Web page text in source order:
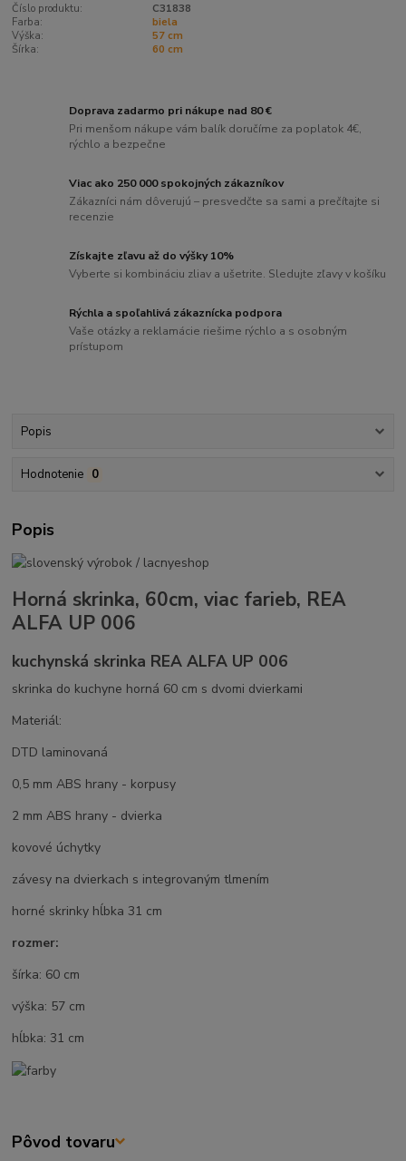
Číslo produktu:
C31838
Farba:
biela
Výška:
57 cm
Šírka:
60 cm
Doprava zadarmo pri nákupe nad 80 €
Pri menšom nákupe vám balík doručíme za poplatok 4€,
rýchlo a bezpečne
Viac ako 250 000 spokojných zákazníkov
Zákazníci nám dôverujú – presvedčte sa sami a prečítajte si
recenzie
Získajte zľavu až do výšky 10%
Vyberte si kombináciu zliav a ušetrite. Sledujte zľavy v košíku
Rýchla a spoľahlivá zákaznícka podpora
Vaše otázky a reklamácie riešime rýchlo a s osobným
prístupom
Popis
Hodnotenie 0
Popis
Horná skrinka, 60cm, viac farieb, REA
ALFA UP 006
kuchynská skrinka REA ALFA UP 006
skrinka do kuchyne horná 60 cm s dvomi dvierkami
Materiál:
DTD laminovaná
0,5 mm ABS hrany - korpusy
2 mm ABS hrany - dvierka
kovové úchytky
závesy na dvierkach s integrovaným tlmením
horné skrinky hĺbka 31 cm
rozmer:
šírka: 60 cm
výška: 57 cm
hĺbka: 31 cm
Pôvod tovaru